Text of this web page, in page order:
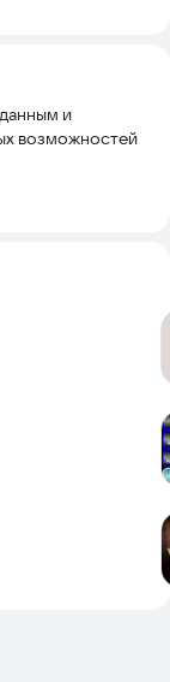
и
возможностей